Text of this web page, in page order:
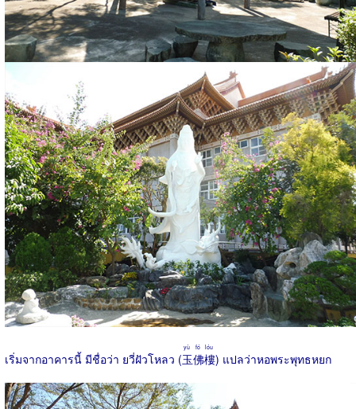
เริ่มจากอาคารนี้ มีชื่อว่า ยวี่ฝัวโหลว (玉佛樓
yù fó lóu
) แปลว่าหอพระพุทธหยก